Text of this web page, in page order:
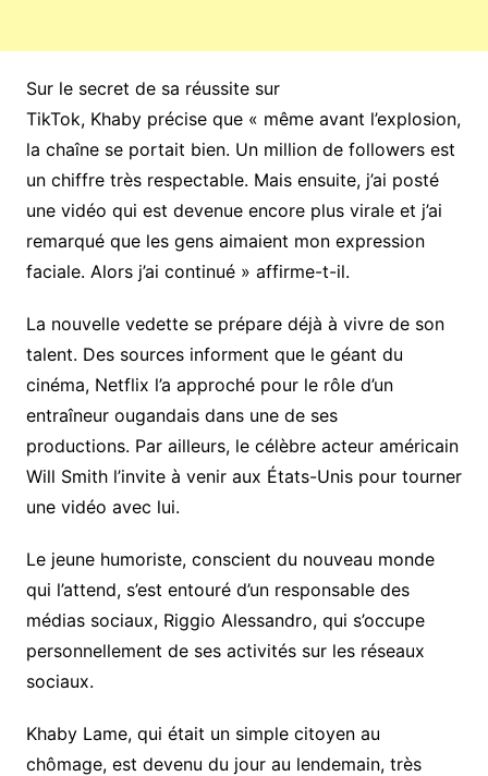
Sur le secret de sa réussite sur
TikTok, Khaby précise que « même avant l’explosion,
la chaîne se portait bien. Un million de followers est
un chiffre très respectable. Mais ensuite, j’ai posté
une vidéo qui est devenue encore plus virale et j’ai
remarqué que les gens aimaient mon expression
faciale. Alors j’ai continué » affirme-t-il.
La nouvelle vedette se prépare déjà à vivre de son
talent. Des sources informent que le géant du
cinéma, Netflix l’a approché pour le rôle d’un
entraîneur ougandais dans une de ses
productions. Par ailleurs, le célèbre acteur américain
Will Smith l’invite à venir aux États-Unis pour tourner
une vidéo avec lui.
Le jeune humoriste, conscient du nouveau monde
qui l’attend, s’est entouré d’un responsable des
médias sociaux, Riggio Alessandro, qui s’occupe
personnellement de ses activités sur les réseaux
sociaux.
Khaby Lame, qui était un simple citoyen au
chômage, est devenu du jour au lendemain, très